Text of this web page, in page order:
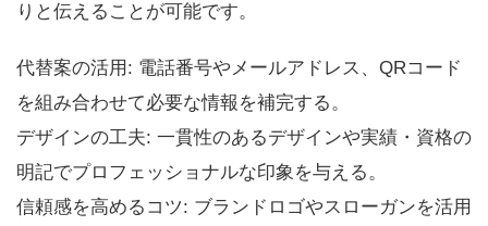
りと伝えることが可能です。
代替案の活用: 電話番号やメールアドレス、QRコード
を組み合わせて必要な情報を補完する。
デザインの工夫: 一貫性のあるデザインや実績・資格の
明記でプロフェッショナルな印象を与える。
信頼感を高めるコツ: ブランドロゴやスローガンを活用